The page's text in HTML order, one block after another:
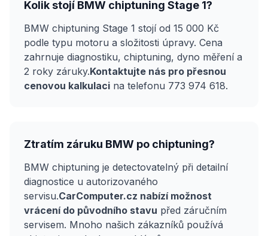
Kolik stojí BMW chiptuning Stage 1?
BMW chiptuning Stage 1 stojí od 15 000 Kč
podle typu motoru a složitosti úpravy. Cena
zahrnuje diagnostiku, chiptuning, dyno měření a
2 roky záruky.Kontaktujte nás pro přesnou
cenovou kalkulaci na telefonu 773 974 618.
Ztratím záruku BMW po chiptuning?
BMW chiptuning je detectovatelný při detailní
diagnostice u autorizovaného
servisu.CarComputer.cz nabízí možnost
vrácení do původního stavu před záručním
servisem. Mnoho našich zákazníků používá